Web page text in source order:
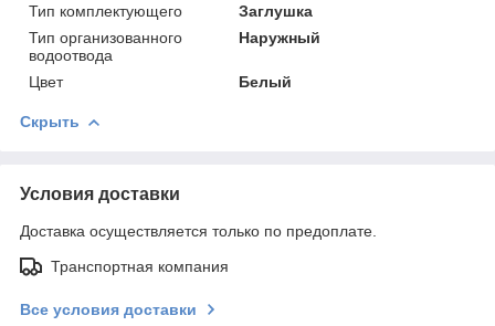
Тип комплектующего
Заглушка
Тип организованного
водоотвода
Наружный
Цвет Белый
Скрыть
Условия доставки
Доставка осуществляется только по предоплате.
Транспортная компания
Все условия доставки